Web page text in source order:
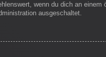
wenn du dich an einem
ausgeschaltet.